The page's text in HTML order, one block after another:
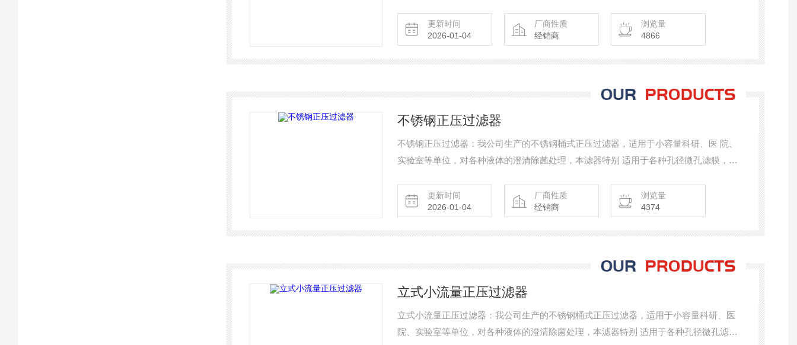
员解决少量液体过滤化验的好帮手。
更新时间
2026-01-04
厂商性质
经销商
浏览量
4866
不锈钢正压过滤器
不锈钢正压过滤器：我公司生产的不锈钢桶式正压过滤器，适用于小容量科研、医 院、
实验室等单位，对各种液体的澄清除菌处理，本滤器特别 适用于各种孔径微孔滤膜，可
用的优 点，是科研人员解决少量液体过滤化验的好帮手。
更新时间
2026-01-04
厂商性质
经销商
浏览量
4374
立式小流量正压过滤器
立式小流量正压过滤器：我公司生产的不锈钢桶式正压过滤器，适用于小容量科研、医
院、实验室等单位，对各种液体的澄清除菌处理，本滤器特别 适用于各种孔径微孔滤